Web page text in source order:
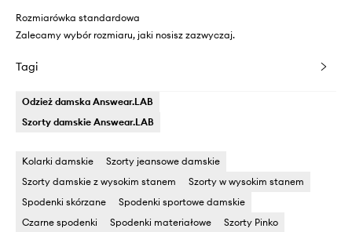
Rozmiarówka standardowa
Zalecamy wybór rozmiaru, jaki nosisz zazwyczaj.
Tagi
Odzież damska Answear.LAB
Szorty damskie Answear.LAB
Kolarki damskie
Szorty jeansowe damskie
Szorty damskie z wysokim stanem
Szorty w wysokim stanem
Spodenki skórzane
Spodenki sportowe damskie
Czarne spodenki
Spodenki materiałowe
Szorty Pinko